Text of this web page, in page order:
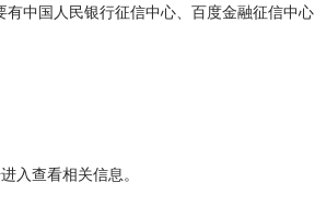
中国人民银行征信中心、百度金融征信中心
入查看相关信息。